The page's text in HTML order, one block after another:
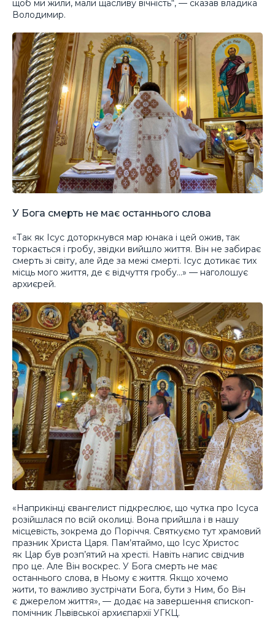
щоб ми жили, мали щасливу вічність“, — сказав владика
Володимир.
У Бога смерть не має останнього слова
«Так як Ісус доторкнувся мар юнака і цей ожив, так
торкається і гробу, звідки вийшло життя. Він не забирає
смерть зі світу, але йде за межі смерті. Ісус дотикає тих
місць мого життя, де є відчуття гробу…» — наголошує
архиєрей.
«Наприкінці євангелист підкреслює, що чутка про Ісуса
розійшлася по всій околиці. Вона прийшла і в нашу
місцевість, зокрема до Поріччя. Святкуємо тут храмовий
празник Христа Царя. Пам’ятаймо, що Ісус Христос
як Цар був розп’ятий на хресті. Навіть напис свідчив
про це. Але Він воскрес. У Бога смерть не має
останнього слова, в Ньому є життя. Якщо хочемо
жити, то важливо зустрічати Бога, бути з Ним, бо Він
є джерелом життя», — додає на завершення єпископ-
помічник Львівської архиєпархії УГКЦ.